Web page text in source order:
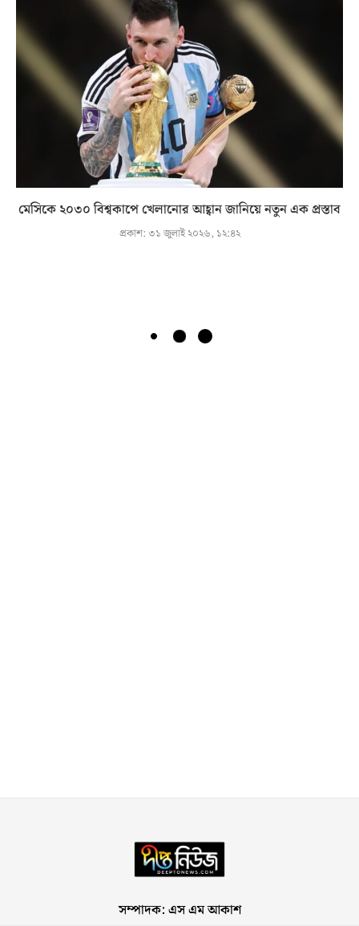
মেসিকে ২০৩০ বিশ্বকাপে খেলানোর আহ্বান জানিয়ে নতুন এক প্রস্তাব
প্রকাশ:৩১ জুলাই ২০২৬, ১২:৪২
সম্পাদক: এস এম আকাশ